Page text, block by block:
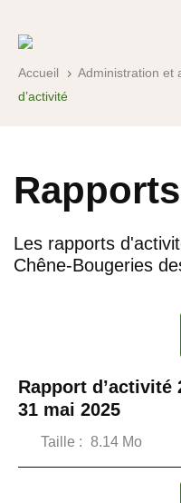
Accueil 5 Administration et
d’activité
Les rapports
Chêne-Bougeries
Rapport d’activité
31 mai 2025
Taille : 8.14 Mo